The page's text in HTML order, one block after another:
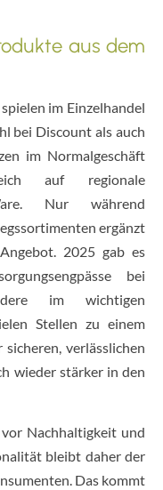
aus dem
im Einzelhandel
bei Discount als auch
im Normalgeschäft
auf regionale
Nur während
ergänzt
2025 gab es
bei
im wichtigen
Stellen zu einem
verlässlichen
wieder stärker in den
Nachhaltigkeit und
bleibt daher der
Das kommt